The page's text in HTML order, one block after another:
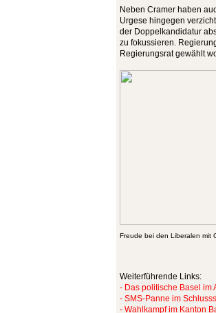
Neben Cramer haben
Urgese hingegen
der Doppelkandidatur
zu fokussieren.
Regierungsrat gewählt
Freude bei den Liberalen mit
Weiterführende Links:
- Das politische Basel im
- SMS-Panne im
- Wahlkampf im Kanton